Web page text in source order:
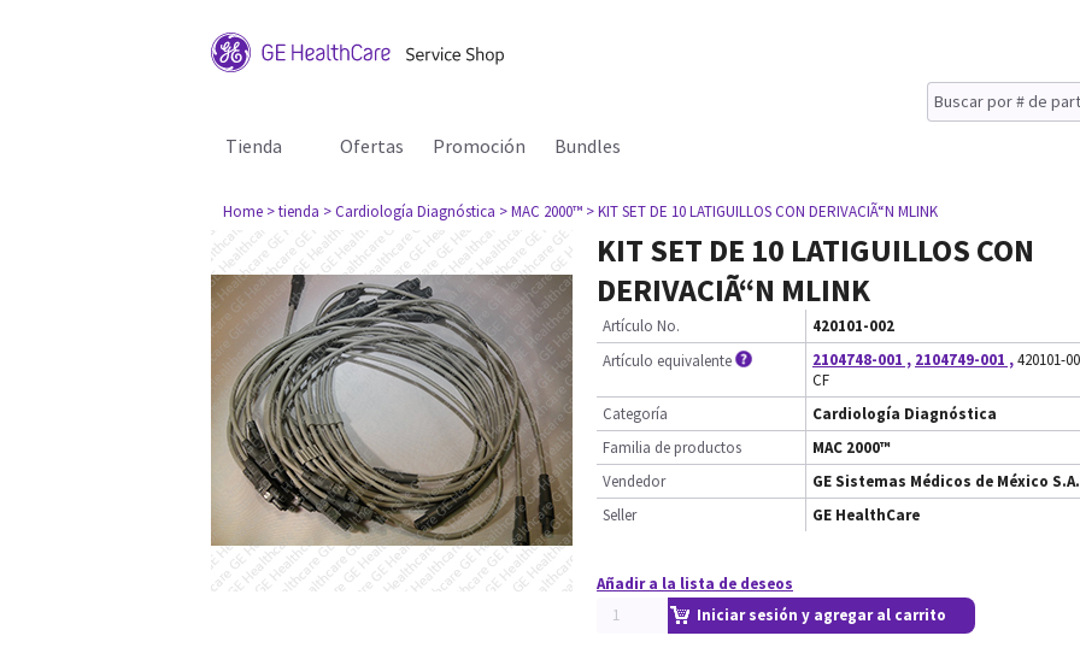
Tienda Ofertas Promoción Bundles
Home > tienda > Cardiología Diagnóstica > MAC 2000™ > KIT SET DE 10 LATIGUILLOS CON DERIVACIÃ“N MLINK
KIT SET DE 10 LATIGUILLOS CON
DERIVACIÃ“N MLINK
Artículo No.
420101-002
Artículo equivalente
2104748-001 , 2104749-001 ,420101-
CF
Categoría
Cardiología Diagnóstica
Familia de productos
MAC 2000™
Vendedor
GE Sistemas Médicos de México S.A.
Seller
GE HealthCare
Añadir a la lista de deseos
Iniciar sesión y agregar al carrito